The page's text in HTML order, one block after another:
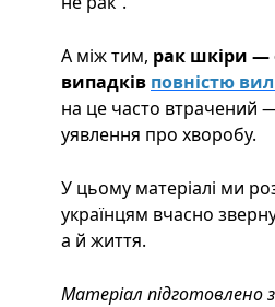
А між тим, рак шкіри —
випадків повністю
на це часто втрачений
уявлення про хворобу.
У цьому матеріалі ми
українцям вчасно
а й життя.
Матеріал підготовлено